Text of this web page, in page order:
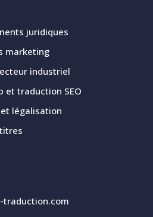
juridiques
marketing
industriel
et traduction SEO
légalisation
traduction.com